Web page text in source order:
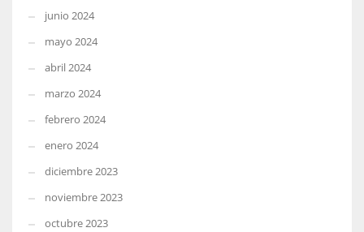
junio 2024
mayo 2024
abril 2024
marzo 2024
febrero 2024
enero 2024
diciembre 2023
noviembre 2023
octubre 2023